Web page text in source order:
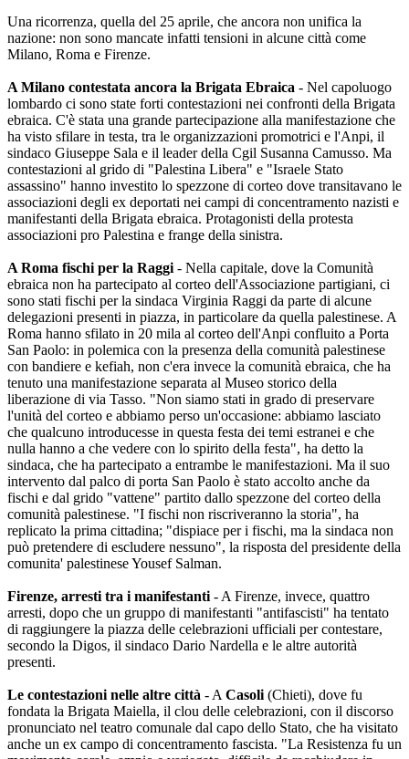
Una ricorrenza, quella del 25 aprile, che ancora non unifica la
nazione: non sono mancate infatti tensioni in alcune città come
Milano, Roma e Firenze.
A Milano contestata ancora la Brigata Ebraica - Nel capoluogo
lombardo ci sono state forti contestazioni nei confronti della Brigata
ebraica. C'è stata una grande partecipazione alla manifestazione che
ha visto sfilare in testa, tra le organizzazioni promotrici e l'Anpi, il
sindaco Giuseppe Sala e il leader della Cgil Susanna Camusso. Ma
contestazioni al grido di "Palestina Libera" e "Israele Stato
assassino" hanno investito lo spezzone di corteo dove transitavano le
associazioni degli ex deportati nei campi di concentramento nazisti e
manifestanti della Brigata ebraica. Protagonisti della protesta
associazioni pro Palestina e frange della sinistra.
A Roma fischi per la Raggi - Nella capitale, dove la Comunità
ebraica non ha partecipato al corteo dell'Associazione partigiani, ci
sono stati fischi per la sindaca Virginia Raggi da parte di alcune
delegazioni presenti in piazza, in particolare da quella palestinese. A
Roma hanno sfilato in 20 mila al corteo dell'Anpi confluito a Porta
San Paolo: in polemica con la presenza della comunità palestinese
con bandiere e kefiah, non c'era invece la comunità ebraica, che ha
tenuto una manifestazione separata al Museo storico della
liberazione di via Tasso. "Non siamo stati in grado di preservare
l'unità del corteo e abbiamo perso un'occasione: abbiamo lasciato
che qualcuno introducesse in questa festa dei temi estranei e che
nulla hanno a che vedere con lo spirito della festa", ha detto la
sindaca, che ha partecipato a entrambe le manifestazioni. Ma il suo
intervento dal palco di porta San Paolo è stato accolto anche da
fischi e dal grido "vattene" partito dallo spezzone del corteo della
comunità palestinese. "I fischi non riscriveranno la storia", ha
replicato la prima cittadina; "dispiace per i fischi, ma la sindaca non
può pretendere di escludere nessuno", la risposta del presidente della
comunita' palestinese Yousef Salman.
Firenze, arresti tra i manifestanti - A Firenze, invece, quattro
arresti, dopo che un gruppo di manifestanti "antifascisti" ha tentato
di raggiungere la piazza delle celebrazioni ufficiali per contestare,
secondo la Digos, il sindaco Dario Nardella e le altre autorità
presenti.
Le contestazioni nelle altre città - A Casoli (Chieti), dove fu
fondata la Brigata Maiella, il clou delle celebrazioni, con il discorso
pronunciato nel teatro comunale dal capo dello Stato, che ha visitato
anche un ex campo di concentramento fascista. "La Resistenza fu un